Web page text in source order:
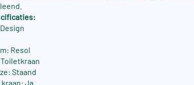
Resol
Staand
Ja